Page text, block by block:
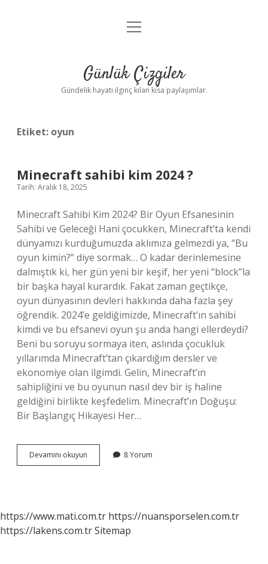
Anasayfa
Yasal Uyarı
menüyü
Günlük Çizgiler
Gündelik hayatı ilginç kılan kısa paylaşımlar.
Etiket: oyun
Minecraft sahibi kim 2024 ?
Tarih: Aralık 18, 2025
Minecraft Sahibi Kim 2024? Bir Oyun Efsanesinin
Sahibi ve Geleceği Hani çocukken, Minecraft’ta kendi
dünyamızı kurduğumuzda aklımıza gelmezdi ya, “Bu
oyun kimin?” diye sormak… O kadar derinlemesine
dalmıştık ki, her gün yeni bir keşif, her yeni “block”la
bir başka hayal kurardık. Fakat zaman geçtikçe,
oyun dünyasının devleri hakkında daha fazla şey
öğrendik. 2024’e geldiğimizde, Minecraft’ın sahibi
kimdi ve bu efsanevi oyun şu anda hangi ellerdeydi?
Beni bu soruyu sormaya iten, aslında çocukluk
yıllarımda Minecraft’tan çıkardığım dersler ve
ekonomiye olan ilgimdi. Gelin, Minecraft’ın
sahipliğini ve bu oyunun nasıl dev bir iş haline
geldiğini birlikte keşfedelim. Minecraft’ın Doğuşu:
Bir Başlangıç Hikayesi Her…
Devamını okuyun Minecraft
sahibi
8 Yorum
https://www.mati.com.tr https://nuansporselen.com.tr
https://lakens.com.trSitemap